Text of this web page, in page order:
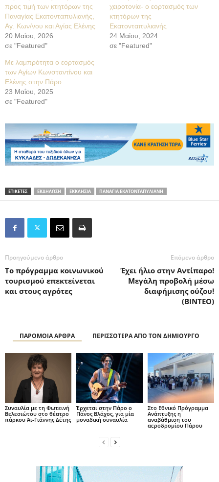
προς τιμή των κτητόρων της
Παναγίας Εκατονταπυλιανής,
Αγ. Κων/νου και Αγίας Ελένης
20 Μαΐου, 2026
σε "Featured"
χειροτονία- ο εορτασμός των
κτητόρων της
Εκατονταπυλιανής
24 Μαΐου, 2024
σε "Featured"
Με λαμπρότητα ο εορτασμός
των Αγίων Κωνσταντίνου και
Ελένης στην Πάρο
23 Μαΐου, 2025
σε "Featured"
ΕΤΙΚΕΤΕΣ ΕΚΔΗΛΩΣΗ ΕΚΚΛΗΣΙΑ ΠΑΝΑΓΙΑ ΕΚΑΤΟΝΤΑΠΥΛΙΑΝΗ
Προηγούμενο άρθρο
Το πρόγραμμα κοινωνικού
τουρισμού επεκτείνεται
και στους αγρότες
Επόμενο άρθρο
Έχει ήλιο στην Αντίπαρο!
Μεγάλη προβολή μέσω
διαφήμισης ούζου!
(BINTEO)
ΠΑΡΟΜΟΙΑ ΑΡΘΡΑ ΠΕΡΙΣΣΟΤΕΡΑ ΑΠΟ ΤΟΝ ΔΗΜΙΟΥΡΓΟ
Συναυλία με τη Φωτεινή
Βελεσιώτου στο θέατρο
πάρκου Άι-Γιάννης Δέτης
Έρχεται στην Πάρο ο
Πάνος Βλάχος, για μία
μοναδική συναυλία
Στο Εθνικό Πρόγραμμα
Ανάπτυξης η
αναβάθμιση του
αεροδρομίου Πάρου